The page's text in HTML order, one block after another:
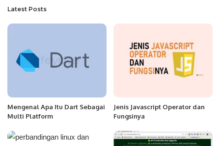
Latest Posts
Mengenal Apa Itu Dart Sebagai
Multi Platform
Jenis Javascript Operator dan
Fungsinya